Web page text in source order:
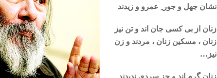
نشان جهل و جور ِ عمرو و زیدند
زنان از بی کسی جان اند و تن نیز
زنان ، مسکین زنان ، مردند و زن
نیز…
زنان گرم اند و جز سردی ندیدند